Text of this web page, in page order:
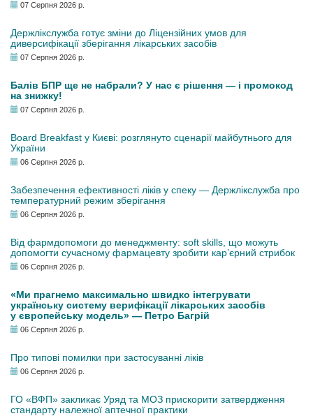
07 Серпня 2026 р.
Держлікслужба готує зміни до Ліцензійних умов для
диверсифікації зберігання лікарських засобів
07 Серпня 2026 р.
Балів БПР ще не набрали? У нас є рішення — і промокод
на знижку!
07 Серпня 2026 р.
Board Breakfast у Києві: розглянуто сценарії майбутнього для
України
06 Серпня 2026 р.
Забезпечення ефективності ліків у спеку — Держлікслужба про
температурний режим зберігання
06 Серпня 2026 р.
Від фармдопомоги до менеджменту: soft skills, що можуть
допомогти сучасному фармацевту зробити кар’єрний стрибок
06 Серпня 2026 р.
«Ми прагнемо максимально швидко інтегрувати
українську систему верифікації лікарських засобів
у європейську модель» — Петро Багрій
06 Серпня 2026 р.
Про типові помилки при застосуванні ліків
06 Серпня 2026 р.
ГО «ВФП» закликає Уряд та МОЗ прискорити затвердження
стандарту належної аптечної практики